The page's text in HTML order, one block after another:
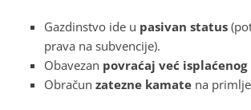
Gazdinstvo ide u pasivan status
prava na subvencije).
Obavezan povraćaj već isplaćenog
Obračun zatezne kamate na